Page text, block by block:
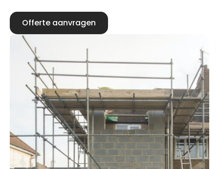
Offerte aanvragen